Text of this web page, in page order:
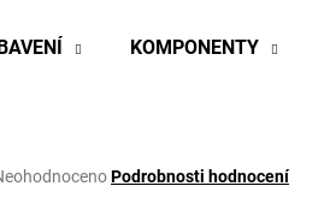
KOMPONENTY
Podrobnosti hodnocení